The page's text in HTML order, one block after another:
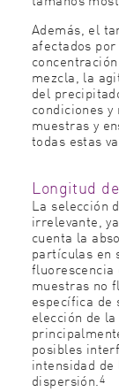
Además, el
afectados
mezcla, la
del
condiciones
muestras y
todas estas
Longitud
La selección
irrelevante,
cuenta la
partículas en
muestras no
específica de
elección de
posibles
intensidad
dispersión.4